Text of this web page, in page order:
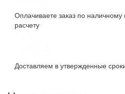
Оплачиваете заказ по
расчету
Доставляем в утвержденные